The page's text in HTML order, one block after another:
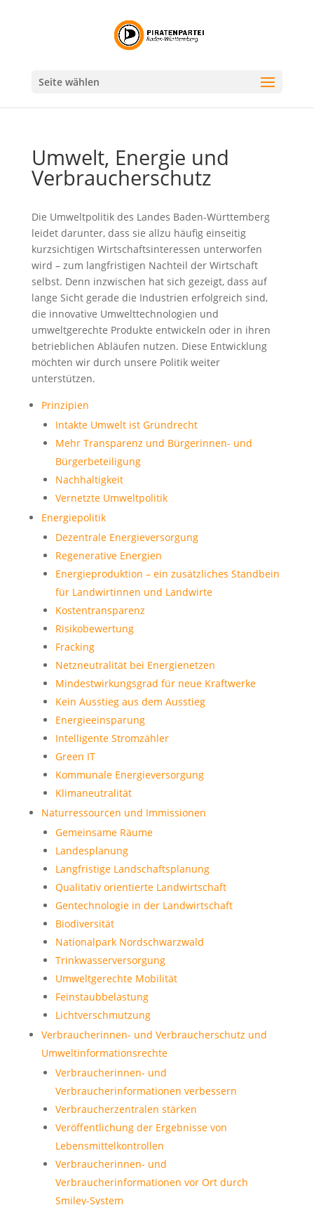
Seite wählen
Umwelt, Energie und
Verbraucherschutz
Die Umweltpolitik des Landes Baden-Württemberg
leidet darunter, dass sie allzu häufig einseitig
kurzsichtigen Wirtschaftsinteressen unterworfen
wird – zum langfristigen Nachteil der Wirtschaft
selbst. Denn inzwischen hat sich gezeigt, dass auf
lange Sicht gerade die Industrien erfolgreich sind,
die innovative Umwelttechnologien und
umweltgerechte Produkte entwickeln oder in ihren
betrieblichen Abläufen nutzen. Diese Entwicklung
möchten wir durch unsere Politik weiter
unterstützen.
Prinzipien
Intakte Umwelt ist Grundrecht
Mehr Transparenz und Bürgerinnen- und
Bürgerbeteiligung
Nachhaltigkeit
Vernetzte Umweltpolitik
Energiepolitik
Dezentrale Energieversorgung
Regenerative Energien
Energieproduktion – ein zusätzliches Standbein
für Landwirtinnen und Landwirte
Kostentransparenz
Risikobewertung
Fracking
Netzneutralität bei Energienetzen
Mindestwirkungsgrad für neue Kraftwerke
Kein Ausstieg aus dem Ausstieg
Energieeinsparung
Intelligente Stromzähler
Green IT
Kommunale Energieversorgung
Klimaneutralität
Naturressourcen und Immissionen
Gemeinsame Räume
Landesplanung
Langfristige Landschaftsplanung
Qualitativ orientierte Landwirtschaft
Gentechnologie in der Landwirtschaft
Biodiversität
Nationalpark Nordschwarzwald
Trinkwasserversorgung
Umweltgerechte Mobilität
Feinstaubbelastung
Lichtverschmutzung
Verbraucherinnen- und Verbraucherschutz und
Umweltinformationsrechte
Verbraucherinnen- und
Verbraucherinformationen verbessern
Verbraucherzentralen stärken
Veröffentlichung der Ergebnisse von
Lebensmittelkontrollen
Verbraucherinnen- und
Verbraucherinformationen vor Ort durch
Smiley-System